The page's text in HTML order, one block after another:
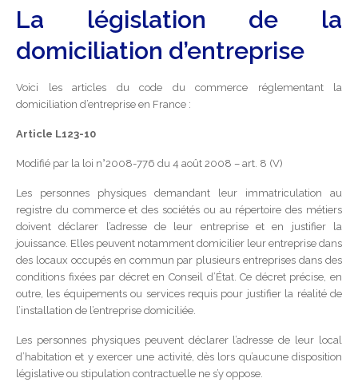
La législation de la
domiciliation d’entreprise
Voici les articles du code du commerce réglementant la
domiciliation d’entreprise en France :
Article L123-10
Modifié par la loi n°2008-776 du 4 août 2008 – art. 8 (V)
Les personnes physiques demandant leur immatriculation au
registre du commerce et des sociétés ou au répertoire des métiers
doivent déclarer l’adresse de leur entreprise et en justifier la
jouissance. Elles peuvent notamment domicilier leur entreprise dans
des locaux occupés en commun par plusieurs entreprises dans des
conditions fixées par décret en Conseil d’État. Ce décret précise, en
outre, les équipements ou services requis pour justifier la réalité de
l’installation de l’entreprise domiciliée.
Les personnes physiques peuvent déclarer l’adresse de leur local
d’habitation et y exercer une activité, dès lors qu’aucune disposition
législative ou stipulation contractuelle ne s’y oppose.